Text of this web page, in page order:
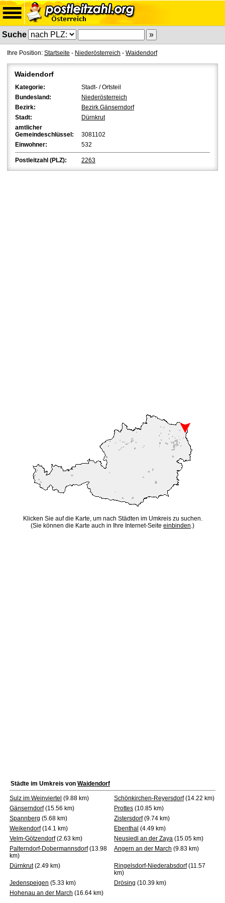
Suche
Ihre Position: Startseite - Niederösterreich - Waidendorf
Waidendorf
Kategorie:
Stadt- / Ortsteil
Bundesland:
Niederösterreich
Bezirk:
Bezirk Gänserndorf
Stadt:
Dürnkrut
amtlicher
Gemeindeschlüssel:
3081102
Einwohner:
532
Postleitzahl (PLZ): 2263
Klicken Sie auf die Karte, um nach Städten im Umkreis zu suchen.
(Sie können die Karte auch in Ihre Internet-Seite einbinden.)
Städte im Umkreis von Waidendorf
Sulz im Weinviertel (9.88 km) Schönkirchen-Reyersdorf(14.22 km)
Gänserndorf(15.56 km) Prottes (10.85 km)
Spannberg (5.68 km) Zistersdorf(9.74 km)
Weikendorf(14.1 km) Ebenthal (4.49 km)
Velm-Götzendorf(2.63 km) Neusiedl an der Zaya (15.05 km)
Palterndorf-Dobermannsdorf(13.98
km)
Angern an der March (9.83 km)
Dürnkrut(2.49 km) Ringelsdorf-Niederabsdorf(11.57
km)
Jedenspeigen (5.33 km) Drösing (10.39 km)
Hohenau an der March (16.64 km)